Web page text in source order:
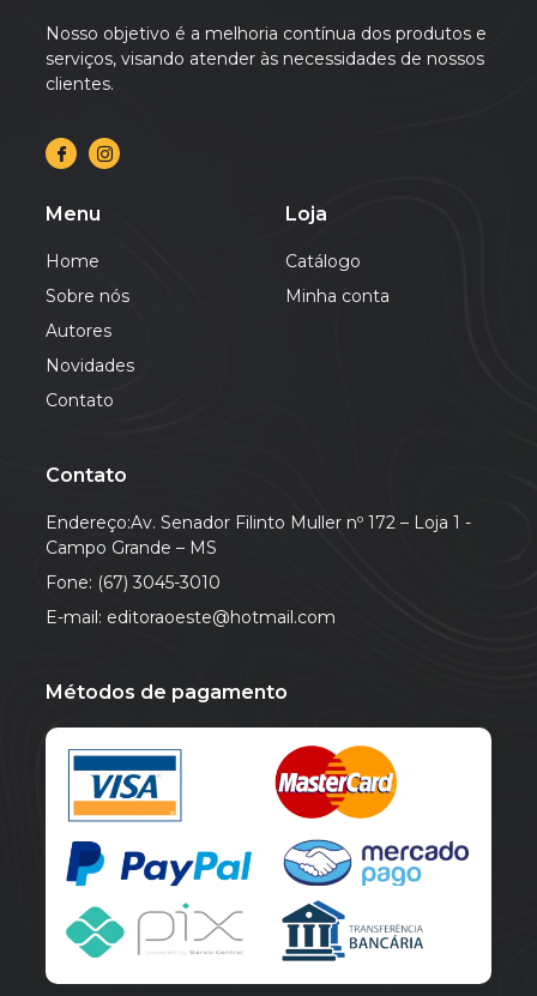
Nosso objetivo é a melhoria contínua dos produtos e
serviços, visando atender às necessidades de nossos
clientes.
Menu
Home
Sobre nós
Autores
Novidades
Contato
Loja
Catálogo
Minha conta
Contato
Endereço:Av. Senador Filinto Muller nº 172 – Loja 1 -
Campo Grande – MS
Fone: (67) 3045-3010
E-mail: editoraoeste@hotmail.com
Métodos de pagamento